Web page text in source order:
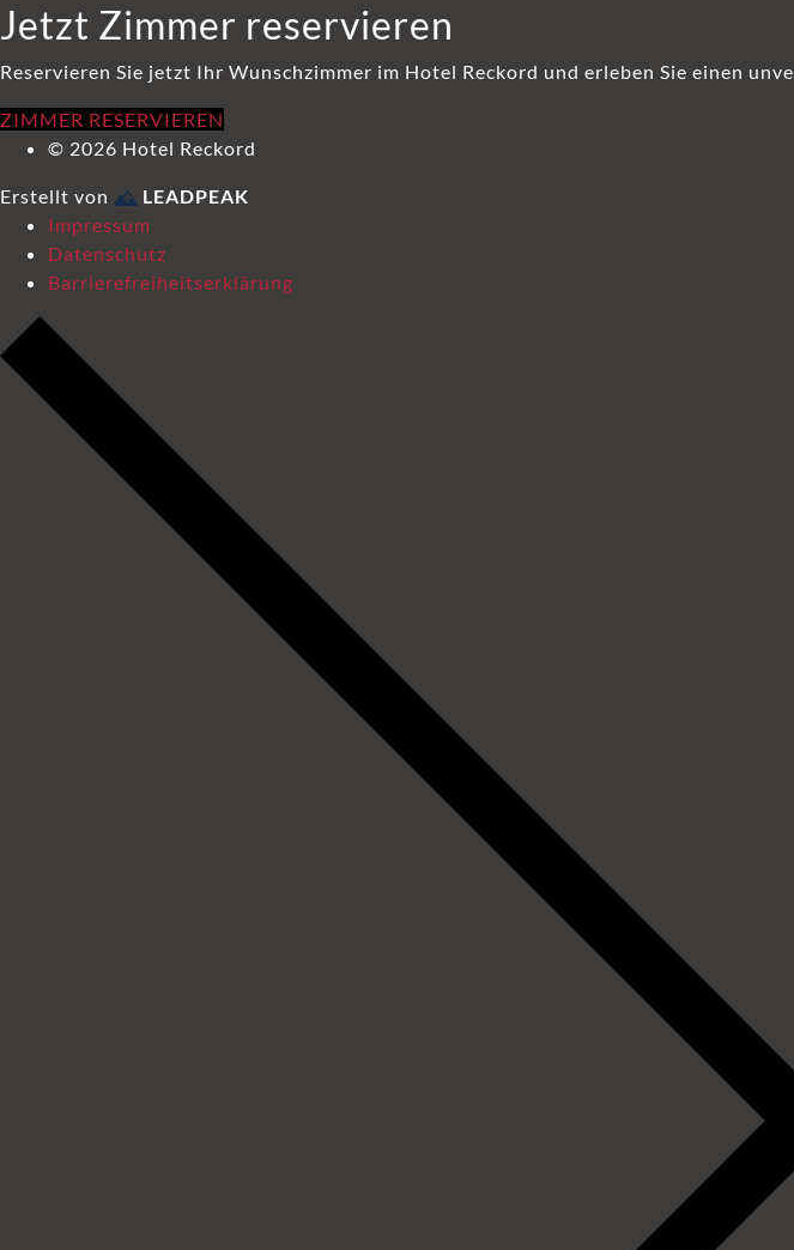
Jetzt Zimmer reservieren
Reservieren Sie jetzt Ihr Wunschzimmer im Hotel Reckord und erleben Sie einen
ZIMMER RESERVIEREN
© 2026 Hotel Reckord
Erstellt von
LEADPEAK
Impressum
Datenschutz
Barrierefreiheitserklärung